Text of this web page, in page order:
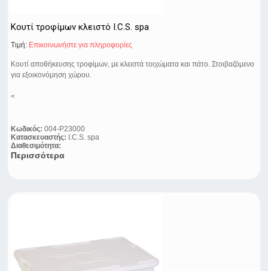
Κουτί τροφίμων κλειστό I.C.S. spa
Τιμή: Eπικοινωνήστε για πληροφορίες
Κουτί αποθήκευσης τροφίμων, με κλειστά τοιχώματα και πάτο. Στοιβαζόμενο
για εξοικονόμηση χώρου.
<
Κωδικός: 004-P23000
Κατασκευαστής: I.C.S. spa
Διαθεσιμότητα:
Περισσότερα